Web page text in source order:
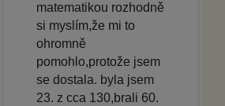
matematikou rozhodně
si myslím,že mi to
ohromně
pomohlo,protože jsem
se dostala. byla jsem
23. z cca 130,brali 60.